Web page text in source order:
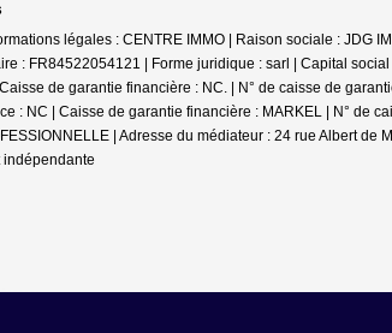
légales : CENTRE IMMO | Raison sociale : JDG
: FR84522054121 | Forme juridique : sarl | Capital
de garantie financière : NC. | N° de caisse de
: NC | Caisse de garantie financière : MARKEL | N° de
| Adresse du médiateur : 24 rue Albert de